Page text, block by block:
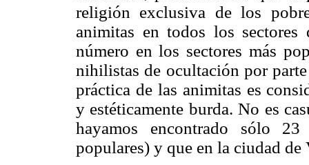
religión exclusiva de los
animitas en todos los
número en los sectores más
nihilistas de ocultación por
práctica de las animitas es
y estéticamente burda. No es
hayamos encontrado sólo
populares) y que en la ciudad